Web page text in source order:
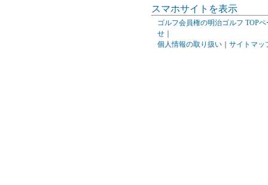
スマホサイトを表示
ゴルフ会員権の明治ゴルフ TOPペ
せ
個人情報の取り扱い
サイトマッ